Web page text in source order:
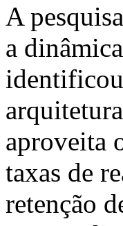
A
a
aproveita
taxas de
retenção